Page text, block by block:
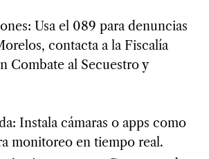
Usa el 089 para denuncias
contacta a la Fiscalía
Combate al Secuestro y
Instala cámaras o apps como
monitoreo en tiempo real.